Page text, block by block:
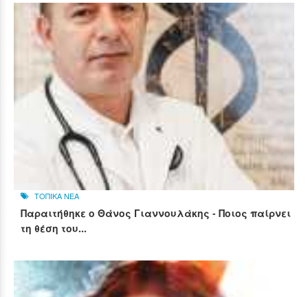
ΤΟΠΙΚΑ ΝΕΑ
Παραιτήθηκε ο Θάνος Γιαννουλάκης - Ποιος παίρνει
τη θέση του...